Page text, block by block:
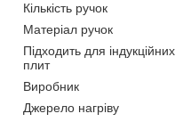
Кількість ручок
Матеріал ручок
Підходить для індукційних
плит
Виробник
Джерело нагріву